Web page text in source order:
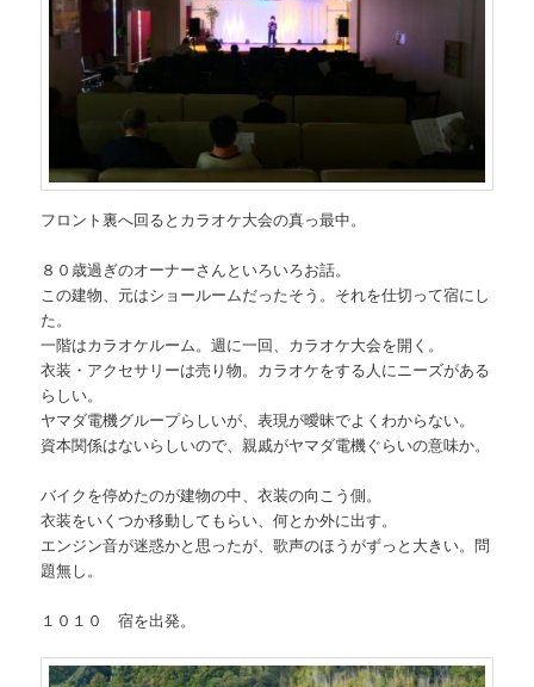
フロント裏へ回るとカラオケ大会の真っ最中。
８０歳過ぎのオーナーさんといろいろお話。
この建物、元はショールームだったそう。それを仕切って宿にし
た。
一階はカラオケルーム。週に一回、カラオケ大会を開く。
衣装・アクセサリーは売り物。カラオケをする人にニーズがある
らしい。
ヤマダ電機グループらしいが、表現が曖昧でよくわからない。
資本関係はないらしいので、親戚がヤマダ電機ぐらいの意味か。
バイクを停めたのが建物の中、衣装の向こう側。
衣装をいくつか移動してもらい、何とか外に出す。
エンジン音が迷惑かと思ったが、歌声のほうがずっと大きい。問
題無し。
１０１０ 宿を出発。